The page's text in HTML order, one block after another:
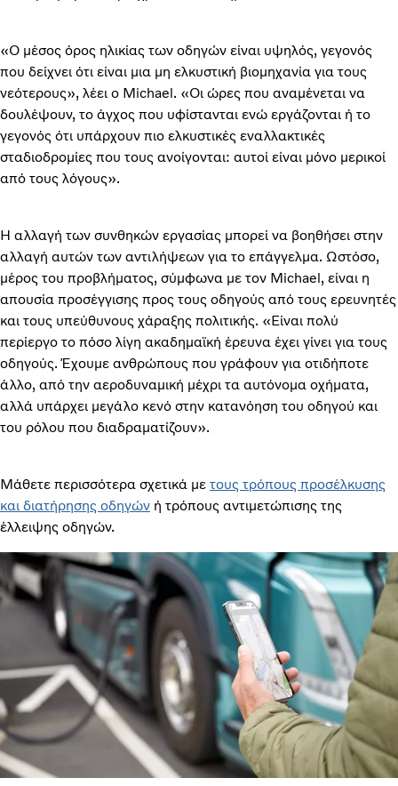
«Ο μέσος όρος ηλικίας των οδηγών είναι υψηλός, γεγονός
που δείχνει ότι είναι μια μη ελκυστική βιομηχανία για τους
νεότερους», λέει ο Michael. «Οι ώρες που αναμένεται να
δουλέψουν, το άγχος που υφίστανται ενώ εργάζονται ή το
γεγονός ότι υπάρχουν πιο ελκυστικές εναλλακτικές
σταδιοδρομίες που τους ανοίγονται: αυτοί είναι μόνο μερικοί
από τους λόγους».
Η αλλαγή των συνθηκών εργασίας μπορεί να βοηθήσει στην
αλλαγή αυτών των αντιλήψεων για το επάγγελμα. Ωστόσο,
μέρος του προβλήματος, σύμφωνα με τον Michael, είναι η
απουσία προσέγγισης προς τους οδηγούς από τους ερευνητές
και τους υπεύθυνους χάραξης πολιτικής. «Είναι πολύ
περίεργο το πόσο λίγη ακαδημαϊκή έρευνα έχει γίνει για τους
οδηγούς. Έχουμε ανθρώπους που γράφουν για οτιδήποτε
άλλο, από την αεροδυναμική μέχρι τα αυτόνομα οχήματα,
αλλά υπάρχει μεγάλο κενό στην κατανόηση του οδηγού και
του ρόλου που διαδραματίζουν».
Μάθετε περισσότερα σχετικά με τους τρόπους προσέλκυσης
και διατήρησης οδηγών ή τρόπους αντιμετώπισης της
έλλειψης οδηγών.